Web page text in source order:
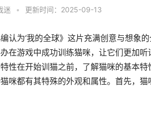
迷 • 更新时间：2025-09-13
认为‘我的全球》这片充满创意与想象
在游戏中成功训练猫咪，让它们更加
性在开始训猫之前，了解猫咪的基本
咪都有其特殊的外观和属性。首先，